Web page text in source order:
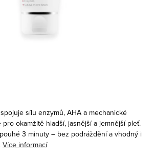
sílu enzymů, AHA a mechanické
okamžitě hladší, jasnější a jemnější pleť.
3 minuty – bez podráždění a vhodný i
Více informací